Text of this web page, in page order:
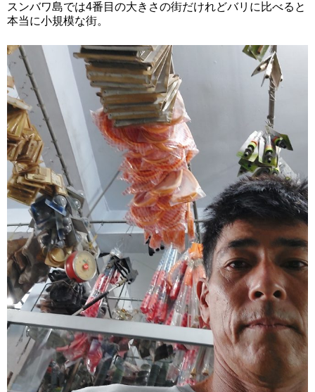
スンバワ島では4番目の大きさの街だけれどバリに比べると
本当に小規模な街。